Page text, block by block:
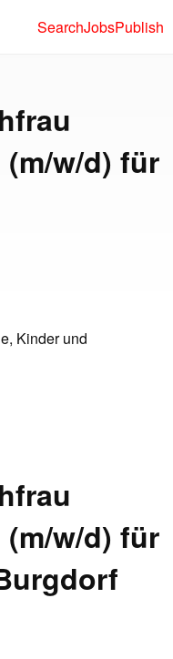
SearchJobsPublish
w/d) für
Kinder und
w/d) für